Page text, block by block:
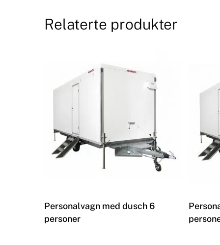
Relaterte produkter
Les mer
Personalvagn med dusch 6
personer